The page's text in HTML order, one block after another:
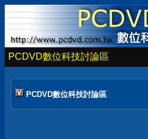
PCDVD數位科技討論區
PCDVD數位科技討論區